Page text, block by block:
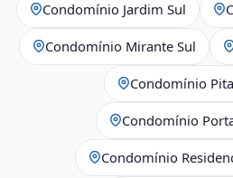
Condomínio Jardim Sul
Condomínio Mirante Sul
Condomínio
Condomínio
Condomínio